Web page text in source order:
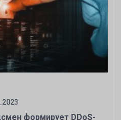
формирует DDoS-